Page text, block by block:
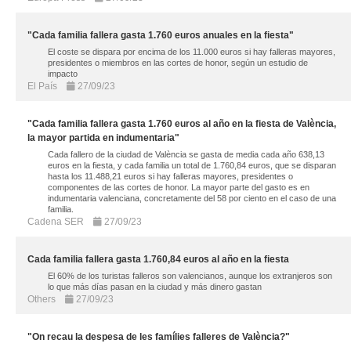
"Cada familia fallera gasta 1.760 euros anuales en la fiesta"
El coste se dispara por encima de los 11.000 euros si hay falleras mayores,
presidentes o miembros en las cortes de honor, según un estudio de
impacto
El País 27/09/23
"Cada familia fallera gasta 1.760 euros al año en la fiesta de València,
la mayor partida en indumentaria"
Cada fallero de la ciudad de València se gasta de media cada año 638,13
euros en la fiesta, y cada familia un total de 1.760,84 euros, que se disparan
hasta los 11.488,21 euros si hay falleras mayores, presidentes o
componentes de las cortes de honor. La mayor parte del gasto es en
indumentaria valenciana, concretamente del 58 por ciento en el caso de una
familia.
Cadena SER 27/09/23
Cada familia fallera gasta 1.760,84 euros al año en la fiesta
El 60% de los turistas falleros son valencianos, aunque los extranjeros son
lo que más días pasan en la ciudad y más dinero gastan
Others 27/09/23
"On recau la despesa de les famílies falleres de València?"